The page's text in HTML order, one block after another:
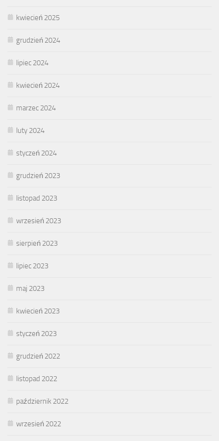
kwiecień 2025
grudzień 2024
lipiec 2024
kwiecień 2024
marzec 2024
luty 2024
styczeń 2024
grudzień 2023
listopad 2023
wrzesień 2023
sierpień 2023
lipiec 2023
maj 2023
kwiecień 2023
styczeń 2023
grudzień 2022
listopad 2022
październik 2022
wrzesień 2022